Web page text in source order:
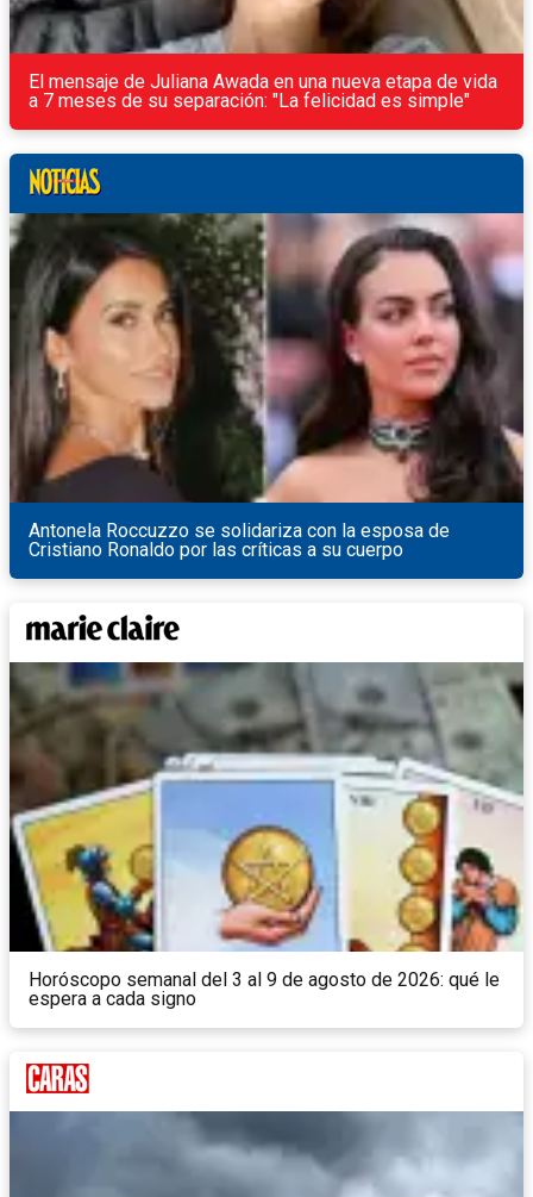
El mensaje de Juliana Awada en una nueva etapa de vida
a 7 meses de su separación: "La felicidad es simple"
Antonela Roccuzzo se solidariza con la esposa de
Cristiano Ronaldo por las críticas a su cuerpo
Horóscopo semanal del 3 al 9 de agosto de 2026: qué le
espera a cada signo